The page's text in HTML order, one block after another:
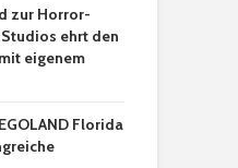
zur Horror-
ehrt den
eigenem
Florida